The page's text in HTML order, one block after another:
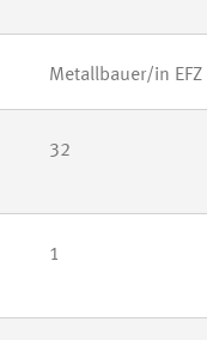
Metallbauer/in EFZ
32
1